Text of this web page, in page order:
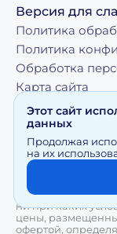
Версия для
Политика
Политика
Обработка
Карта сайта
использование
doktor.org
Правообладателя
Сайт носит
ни при каких
цены,
офертой,
Этот сайт
данных
Продолжая
на их